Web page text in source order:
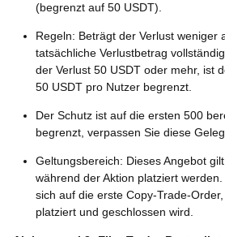
(begrenzt auf 50 USDT).
Regeln: Beträgt der Verlust weniger
tatsächliche Verlustbetrag
der Verlust 50 USDT oder mehr, ist
50 USDT pro Nutzer begrenzt.
Der Schutz ist auf die ersten 500
begrenzt, verpassen Sie diese
Geltungsbereich: Dieses Angebot
während der Aktion platziert
sich auf die erste Copy-Trade-
platziert und geschlossen wird.